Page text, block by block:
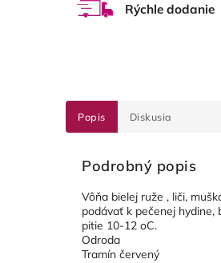
Rýchle dodanie
Popis Diskusia
Podrobný popis
Vôňa bielej ruže , liči,
podávať k pečenej hydine,
pitie 10-12 oC.
Odroda
Tramín červený